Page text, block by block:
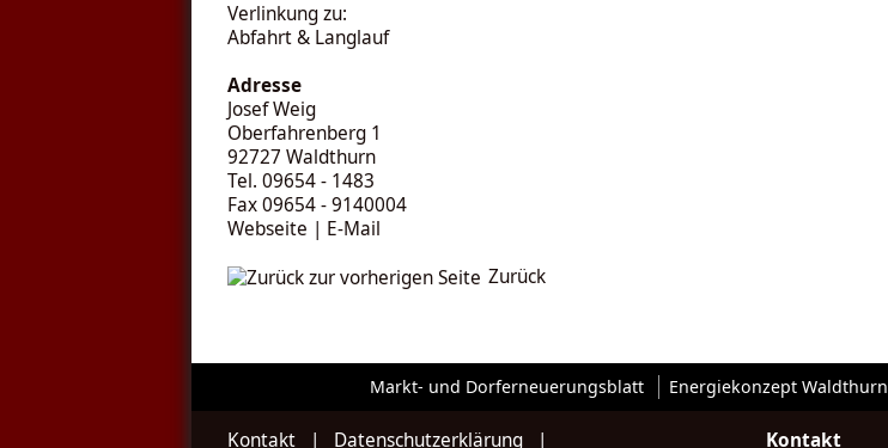
Verlinkung zu:
Abfahrt& Langlauf
Adresse
Josef Weig
Oberfahrenberg 1
92727 Waldthurn
Tel. 09654 - 1483
Fax 09654 - 9140004
Webseite | E-Mail
Zurück
Markt- und Dorferneuerungsblatt Energiekonzept Waldthurn
Kontakt | Datenschutzerklärung | Kontakt